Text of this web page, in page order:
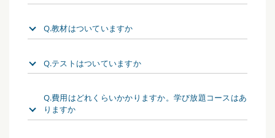
Q.教材はついていますか
Q.テストはついていますか
Q.費用はどれくらいかかりますか。学び放題コースはあ
りますか